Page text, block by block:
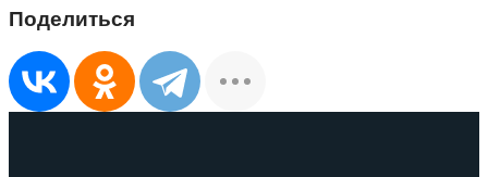
Поделиться